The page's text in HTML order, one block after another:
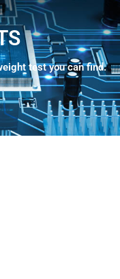
test you can find.